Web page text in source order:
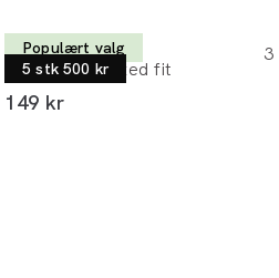
Populært valg
5 stk 500 kr
Lindbergh
T-shirt | Relaxed fit
3
I alt (inkl. rabat)
149 kr